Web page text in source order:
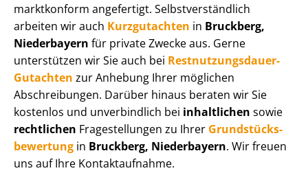
marktkonform angefertigt. Selbst­ver­ständ­lich
arbeiten wir auch Kurzgutachten in Bruckberg,
Niederbayern für private Zwecke aus. Gerne
unterstützen wir Sie auch bei Rest­nut­zungs­dau­er-
Gutachten zur Anhebung Ihrer möglichen
Abschreibungen. Darüber hinaus beraten wir Sie
kostenlos und unverbindlich bei inhaltlichen sowie
rechtlichen Fragestellungen zu Ihrer Grund­stücks­
be­wer­tung in Bruckberg, Niederbayern. Wir freuen
uns auf Ihre Kontaktaufnahme.